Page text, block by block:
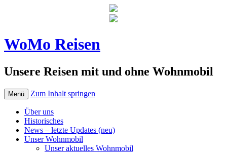
WoMo Reisen
Unsere Reisen mit und ohne Wohnmobil
Menü Zum Inhalt springen
Über uns
Historisches
News – letzte Updates (neu)
Unser Wohnmobil
Unser aktuelles Wohnmobil